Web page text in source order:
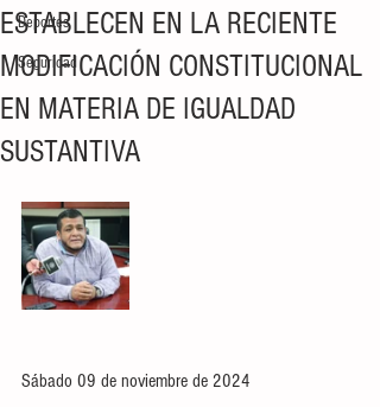
Deportes
Seguridad
ESTABLECEN EN LA RECIENTE
MODIFICACIÓN CONSTITUCIONAL
EN MATERIA DE IGUALDAD
SUSTANTIVA
Sábado 09 de noviembre de 2024